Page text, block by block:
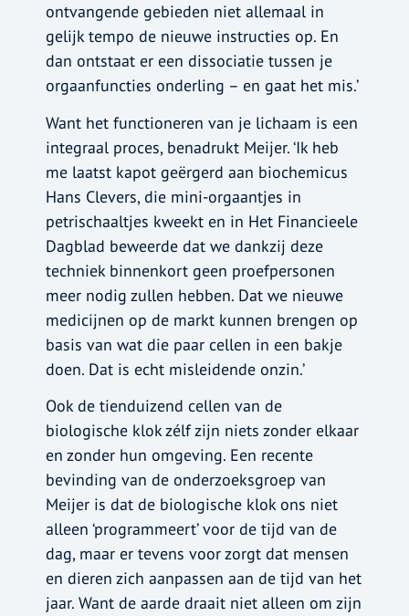
ontvangende gebieden niet allemaal in
gelijk tempo de nieuwe instructies op. En
dan ontstaat er een dissociatie tussen je
orgaanfuncties onderling – en gaat het mis.’
Want het functioneren van je lichaam is een
integraal proces, benadrukt Meijer. ‘Ik heb
me laatst kapot geërgerd aan biochemicus
Hans Clevers, die mini-orgaantjes in
petrischaaltjes kweekt en in Het Financieele
Dagblad beweerde dat we dankzij deze
techniek binnenkort geen proefpersonen
meer nodig zullen hebben. Dat we nieuwe
medicijnen op de markt kunnen brengen op
basis van wat die paar cellen in een bakje
doen. Dat is echt misleidende onzin.’
Ook de tienduizend cellen van de
biologische klok zélf zijn niets zonder elkaar
en zonder hun omgeving. Een recente
bevinding van de onderzoeksgroep van
Meijer is dat de biologische klok ons niet
alleen ‘programmeert’ voor de tijd van de
dag, maar er tevens voor zorgt dat mensen
en dieren zich aanpassen aan de tijd van het
jaar. Want de aarde draait niet alleen om zijn